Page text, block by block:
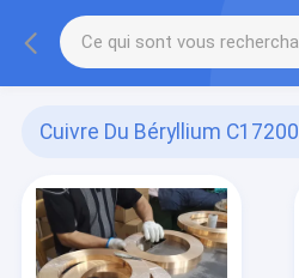
Cuivre Du Béryllium C17200